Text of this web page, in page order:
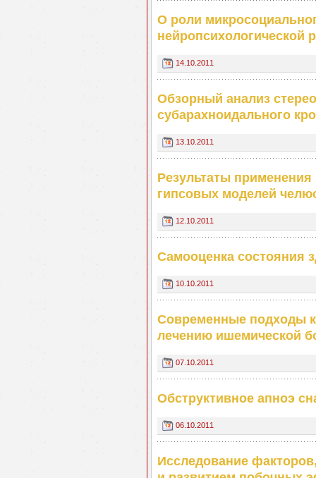
О роли
нейропсихологической
14.10.2011
Обзорный анализ
субарахноидального
13.10.2011
Результаты применения
гипсовых моделей
12.10.2011
Самооценка состояния
10.10.2011
Современные подходы
лечению ишемической
07.10.2011
Обструктивное апноэ
06.10.2011
Исследование